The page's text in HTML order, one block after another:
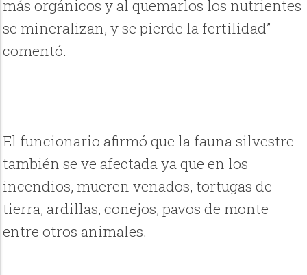
más orgánicos y al quemarlos los nutrientes
se mineralizan, y se pierde la fertilidad”
comentó.
El funcionario afirmó que la fauna silvestre
también se ve afectada ya que en los
incendios, mueren venados, tortugas de
tierra, ardillas, conejos, pavos de monte
entre otros animales.